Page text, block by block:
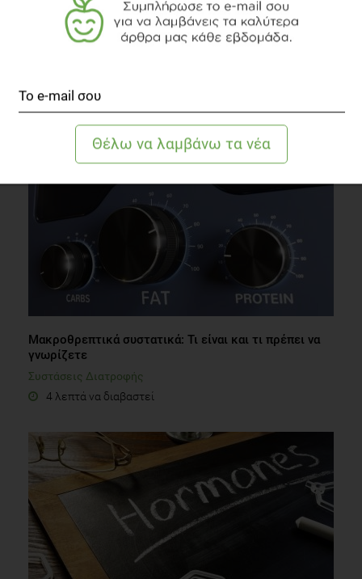
Διατροφή
Μακροθρεπτικά συστατικά: Τι είναι και τι πρέπει να
γνωρίζετε
Συστάσεις Διατροφής
4 λεπτά να διαβαστεί